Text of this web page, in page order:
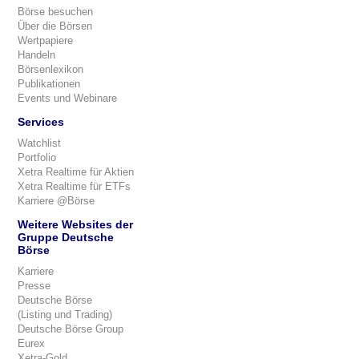
Börse besuchen
Über die Börsen
Wertpapiere
Handeln
Börsenlexikon
Publikationen
Events und Webinare
Services
Watchlist
Portfolio
Xetra Realtime für Aktien
Xetra Realtime für ETFs
Karriere @Börse
Weitere Websites der
Gruppe Deutsche
Börse
Karriere
Presse
Deutsche Börse
(Listing und Trading)
Deutsche Börse Group
Eurex